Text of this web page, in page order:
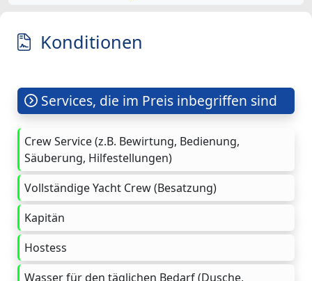
Konditionen
Services, die im Preis inbegriffen sind
Crew Service (z.B. Bewirtung, Bedienung,
Säuberung, Hilfestellungen)
Vollständige Yacht Crew (Besatzung)
Kapitän
Hostess
Wasser für den täglichen Bedarf (Dusche,